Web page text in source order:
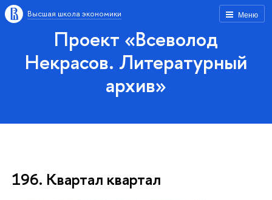
Меню
Высшая школа экономики
Проект «Всеволод
Некрасов. Литературный
архив»
196. Квартал квартал